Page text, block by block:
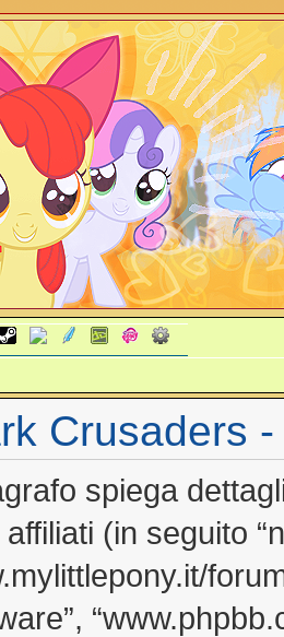
Crusaders
spiega
(in seguito